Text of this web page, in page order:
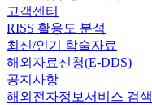
고객센터
RISS 활용도 분석
최신/인기 학술자료
해외자료신청(E-DDS)
공지사항
해외전자정보서비스 검색